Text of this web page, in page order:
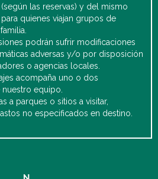
las reservas) y del mismo
quienes viajan grupos de
podrán sufrir modificaciones
adversas y/o por disposición
o agencias locales.
acompaña uno o dos
equipo.
a parques o sitios a visitar,
no especificados en destino.